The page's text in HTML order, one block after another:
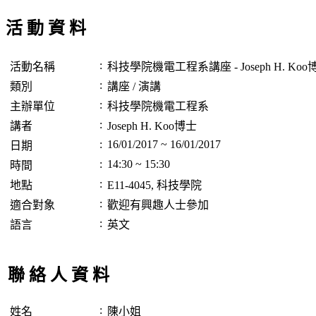
活 動 資 料
活動名稱 : 科技學院機電工程系講座 - Joseph H. Koo
類別
: 講座 / 演講
主辦單位
: 科技學院機電工程系
講者
: Joseph H. Koo博士
日期
: 16/01/2017 ~ 16/01/2017
時間
: 14:30 ~ 15:30
地點
: E11-4045, 科技學院
適合對象
: 歡迎有興趣人士參加
語言
: 英文
聯 絡 人 資 料
姓名 : 陳小姐